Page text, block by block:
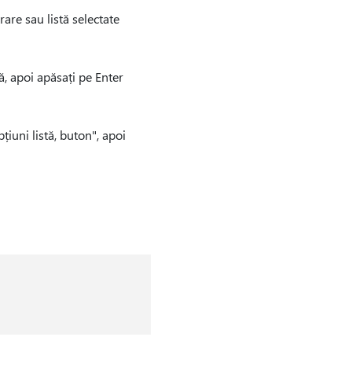
sau listă selectate
apoi apăsați pe Enter
listă, buton", apoi